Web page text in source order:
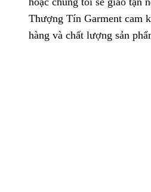
Thượng Tín Garment cam
hàng và chất lượng sản